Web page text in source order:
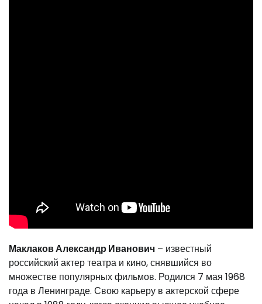
Маклаков Александр Иванович – известный
российский актер театра и кино, снявшийся во
множестве популярных фильмов. Родился 7 мая 1968
года в Ленинграде. Свою карьеру в актерской сфере